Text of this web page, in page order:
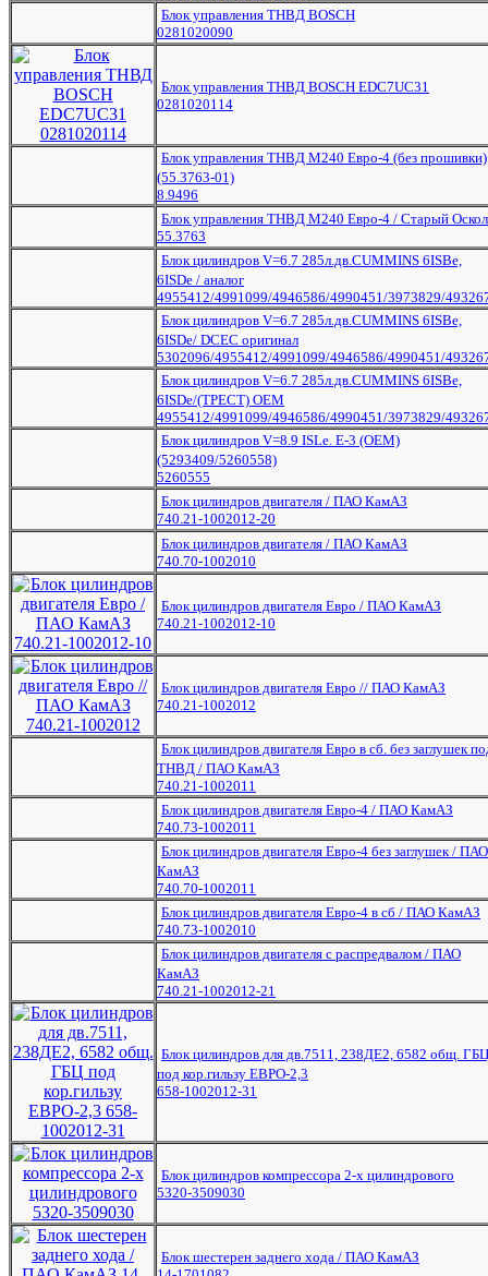
Блок управления ТНВД BOSCH
0281020090
Блок управления ТНВД BOSCH EDC7UC31
0281020114
Блок управления ТНВД М240 Евро-4 (без прошивки)
(55.3763-01)
8.9496
Блок управления ТНВД М240 Евро-4 / Старый Оскол
55.3763
Блок цилиндров V=6.7 285л.дв.CUMMINS 6ISBe,
6ISDe / аналог
4955412/4991099/4946586/4990451/3973829/
Блок цилиндров V=6.7 285л.дв.CUMMINS 6ISBe,
6ISDe/ DCEC оригинал
5302096/4955412/4991099/4946586/4990451/
Блок цилиндров V=6.7 285л.дв.CUMMINS 6ISBe,
6ISDe/(ТРЕСТ) OEM
4955412/4991099/4946586/4990451/3973829/
Блок цилиндров V=8.9 ISLe. E-3 (ОЕМ)
(5293409/5260558)
5260555
Блок цилиндров двигателя / ПАО КамАЗ
740.21-1002012-20
Блок цилиндров двигателя / ПАО КамАЗ
740.70-1002010
Блок цилиндров двигателя Евро / ПАО КамАЗ
740.21-1002012-10
Блок цилиндров двигателя Евро // ПАО КамАЗ
740.21-1002012
Блок цилиндров двигателя Евро в сб. без заглушек
ТНВД / ПАО КамАЗ
740.21-1002011
Блок цилиндров двигателя Евро-4 / ПАО КамАЗ
740.73-1002011
Блок цилиндров двигателя Евро-4 без заглушек / ПАО
КамАЗ
740.70-1002011
Блок цилиндров двигателя Евро-4 в сб / ПАО КамАЗ
740.73-1002010
Блок цилиндров двигателя с распредвалом / ПАО
КамАЗ
740.21-1002012-21
Блок цилиндров для дв.7511, 238ДЕ2, 6582 общ. ГБЦ
под кор.гильзу ЕВРО-2,3
658-1002012-31
Блок цилиндров компрессора 2-х цилиндрового
5320-3509030
Блок шестерен заднего хода / ПАО КамАЗ